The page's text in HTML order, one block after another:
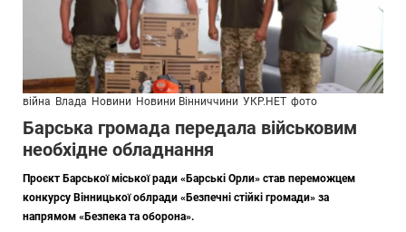
війна Влада Новини Новини Вінниччини УКР.НЕТ фото
Барська громада передала військовим
необхідне обладнання
Проєкт Барської міської ради «Барські Орли» став переможцем
конкурсу Вінницької облради «Безпечні стійкі громади» за
напрямом «Безпека та оборона».